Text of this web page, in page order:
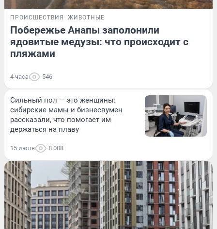
ПРОИСШЕСТВИЯ ЖИВОТНЫЕ
Побережье Анапы заполонили
ядовитые медузы: что происходит с
пляжами
4 часа 546
Сильный пол — это женщины:
сибирские мамы и бизнесвумен
рассказали, что помогает им
держаться на плаву
15 июля 8 008